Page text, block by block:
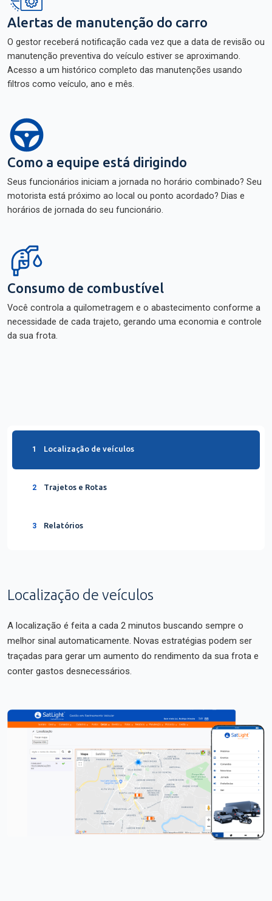
Alertas de manutenção do carro
O gestor receberá notificação cada vez que a data de revisão ou
manutenção preventiva do veículo estiver se aproximando.
Acesso a um histórico completo das manutenções usando
filtros como veículo, ano e mês.
Como a equipe está dirigindo
Seus funcionários iniciam a jornada no horário combinado? Seu
motorista está próximo ao local ou ponto acordado? Dias e
horários de jornada do seu funcionário.
Consumo de combustível
Você controla a quilometragem e o abastecimento conforme a
necessidade de cada trajeto, gerando uma economia e controle
da sua frota.
1 Localização de veículos
2 Trajetos e Rotas
3 Relatórios
Localização de veículos
A localização é feita a cada 2 minutos buscando sempre o
melhor sinal automaticamente. Novas estratégias podem ser
traçadas para gerar um aumento do rendimento da sua frota e
conter gastos desnecessários.